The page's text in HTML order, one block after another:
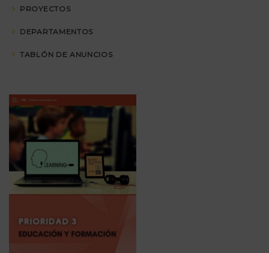
PROYECTOS
DEPARTAMENTOS
TABLÓN DE ANUNCIOS